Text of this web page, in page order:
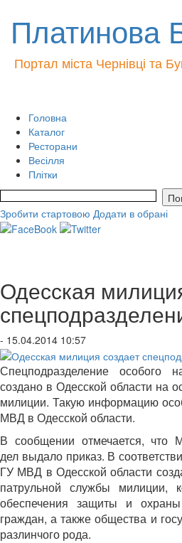
Платинова
Портал міста Чернівці та
Головна
Каталог
Ресторани
Весілля
Плітки
Зробити стартовою Додати в обрані
Одесская
- 15.04.2014 10:57
Спецподразделение особого
создано в Одесской области на
милиции. Такую информацию
МВД в Одесской области.
В сообщении отмечается, что
дел выдало приказ. В
ГУ МВД в Одесской области
патрульной службы милиции,
обеспечения защиты и
граждан, а также общества и
разлинчого рода.